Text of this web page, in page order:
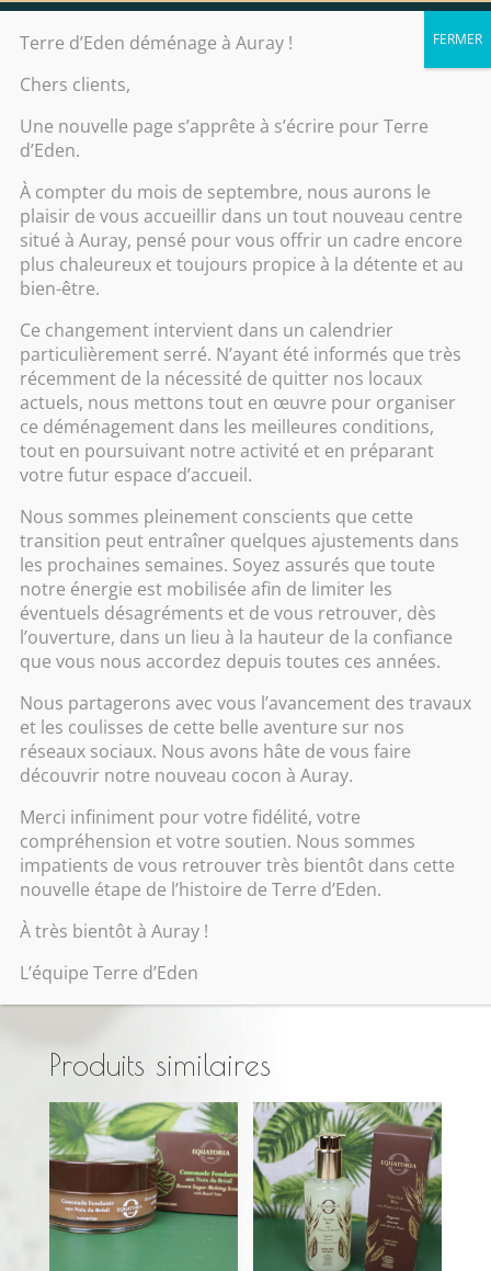
Contact
bien-être en Polynésie/ Brume de soin /
Eau tropicale
36.00€
L’âme polynésienne vous enveloppe de ce
voile parfumé envoûtant relevé d’une
légère note vanillée.
Contenance : 100ml
quantité
de
Eau
Ajouter au panier
Produits similaires
Terre d’Eden déménage à Auray !
Chers clients,
Une nouvelle page s’apprête à s’écrire pour Terre
d’Eden.
À compter du mois de septembre, nous aurons le
plaisir de vous accueillir dans un tout nouveau centre
situé à Auray, pensé pour vous offrir un cadre encore
plus chaleureux et toujours propice à la détente et au
bien-être.
Ce changement intervient dans un calendrier
particulièrement serré. N’ayant été informés que très
récemment de la nécessité de quitter nos locaux
actuels, nous mettons tout en œuvre pour organiser
ce déménagement dans les meilleures conditions,
tout en poursuivant notre activité et en préparant
votre futur espace d’accueil.
Nous sommes pleinement conscients que cette
transition peut entraîner quelques ajustements dans
les prochaines semaines. Soyez assurés que toute
notre énergie est mobilisée afin de limiter les
éventuels désagréments et de vous retrouver, dès
l’ouverture, dans un lieu à la hauteur de la confiance
que vous nous accordez depuis toutes ces années.
Nous partagerons avec vous l’avancement des travaux
et les coulisses de cette belle aventure sur nos
réseaux sociaux. Nous avons hâte de vous faire
découvrir notre nouveau cocon à Auray.
Merci infiniment pour votre fidélité, votre
compréhension et votre soutien. Nous sommes
impatients de vous retrouver très bientôt dans cette
nouvelle étape de l’histoire de Terre d’Eden.
À très bientôt à Auray !
L’équipe Terre d’Eden